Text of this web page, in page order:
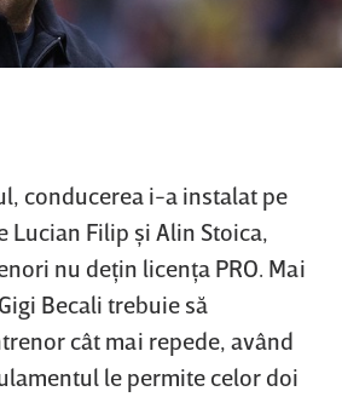
conducerea i-a instalat pe
Lucian Filip şi Alin Stoica,
nu deţin licenţa PRO. Mai
Becali trebuie să
cât mai repede, având
le permite celor doi